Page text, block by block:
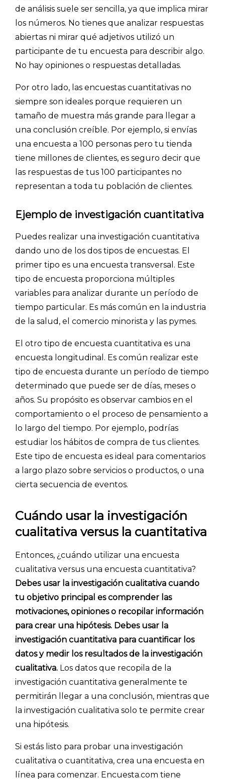
Explorar categorías:
- Artículos destacados
- Consejos para tu encuesta
- Encuesta.com
- Encuestas de recursos humanos
- Encuestas de satisfacción de cliente
- Inteligencia artificial
- Investigación de mercados
de análisis suele ser sencilla, ya que implica mirar
los números. No tienes que analizar respuestas
abiertas ni mirar qué adjetivos utilizó un
participante de tu encuesta para describir algo.
No hay opiniones o respuestas detalladas.
Por otro lado, las encuestas cuantitativas no
siempre son ideales porque requieren un
tamaño de muestra más grande para llegar a
una conclusión creíble. Por ejemplo, si envías
una encuesta a 100 personas pero tu tienda
tiene millones de clientes, es seguro decir que
las respuestas de tus 100 participantes no
representan a toda tu población de clientes.
Ejemplo de investigación cuantitativa
Puedes realizar una investigación cuantitativa
dando uno de los dos tipos de encuestas. El
primer tipo es una encuesta transversal. Este
tipo de encuesta proporciona múltiples
variables para analizar durante un período de
tiempo particular. Es más común en la industria
de la salud, el comercio minorista y las pymes.
El otro tipo de encuesta cuantitativa es una
encuesta longitudinal. Es común realizar este
tipo de encuesta durante un período de tiempo
determinado que puede ser de días, meses o
años. Su propósito es observar cambios en el
comportamiento o el proceso de pensamiento a
lo largo del tiempo. Por ejemplo, podrías
estudiar los hábitos de compra de tus clientes.
Este tipo de encuesta es ideal para comentarios
a largo plazo sobre servicios o productos, o una
cierta secuencia de eventos.
Cuándo usar la investigación
cualitativa versus la cuantitativa
Entonces, ¿cuándo utilizar una encuesta
cualitativa versus una encuesta cuantitativa?
Debes usar la investigación cualitativa cuando
tu objetivo principal es comprender las
motivaciones, opiniones o recopilar información
para crear una hipótesis. Debes usar la
investigación cuantitativa para cuantificar los
datos y medir los resultados de la investigación
cualitativa. Los datos que recopila de la
investigación cuantitativa generalmente te
permitirán llegar a una conclusión, mientras que
la investigación cualitativa solo te permite crear
una hipótesis.
Si estás listo para probar una investigación
cualitativa o cuantitativa, crea una encuesta en
línea para comenzar. Encuesta.com tiene